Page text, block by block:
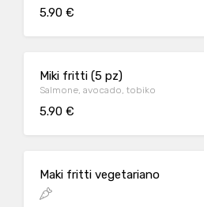
5.90 €
Miki fritti (5 pz)
Salmone, avocado, tobiko
5.90 €
Maki fritti vegetariano